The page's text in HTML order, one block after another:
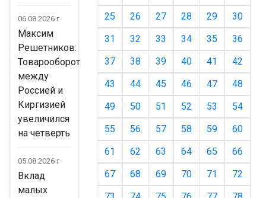
06.08.2026 г
Максим
Решетников:
Товарооборот
между
Россией и
Киргизией
увеличился
на четверть
05.08.2026 г
Вклад
малых
25
26 27 28 29
30
31
32 33 34 35
36
37
38 39 40 41
42
43
44 45 46 47
48
49
50 51 52 53
54
55
56 57 58 59
60
61
62 63 64 65
66
67
68 69 70 71
72